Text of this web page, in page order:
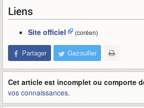
Liens
Site officiel (coréen)
Partager Gazouiller
Cet article est incomplet ou comporte
vos connaissances.